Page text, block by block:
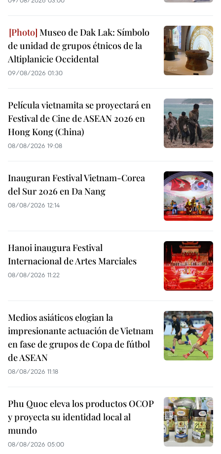
Museo de Dak Lak: Símbolo
de unidad de grupos étnicos de la
Altiplanicie Occidental
09/08/2026 01:30
Película vietnamita se proyectará en
Festival de Cine de ASEAN 2026 en
Hong Kong (China)
08/08/2026 19:08
Inauguran Festival Vietnam-Corea
del Sur 2026 en Da Nang
08/08/2026 12:14
Hanoi inaugura Festival
Internacional de Artes Marciales
08/08/2026 11:22
Medios asiáticos elogian la
impresionante actuación de Vietnam
en fase de grupos de Copa de fútbol
de ASEAN
08/08/2026 11:18
Phu Quoc eleva los productos OCOP
y proyecta su identidad local al
mundo
08/08/2026 05:00